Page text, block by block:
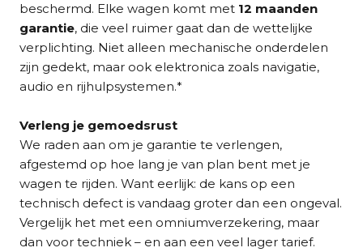
beschermd. Elke wagen komt met 12 maanden
garantie, die veel ruimer gaat dan de wettelijke
verplichting. Niet alleen mechanische onderdelen
zijn gedekt, maar ook elektronica zoals navigatie,
audio en rijhulpsystemen.*
Verleng je gemoedsrust
We raden aan om je garantie te verlengen,
afgestemd op hoe lang je van plan bent met je
wagen te rijden. Want eerlijk: de kans op een
technisch defect is vandaag groter dan een ongeval.
Vergelijk het met een omniumverzekering, maar
dan voor techniek – en aan een veel lager tarief.